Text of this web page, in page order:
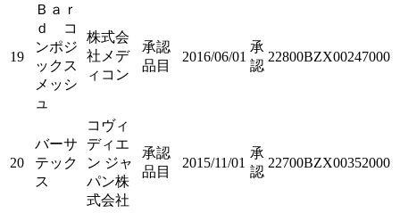
19
Ｂａｒ
ｄ コ
ンポジ
ックス
メッシ
ュ
株式会
社メデ
ィコン
承認
品目
2016/06/01
承
認
22800BZX00247000
20
バーサ
テック
ス
コヴィ
ディエ
ン ジャ
パン株
式会社
承認
品目
2015/11/01
承
認
22700BZX00352000